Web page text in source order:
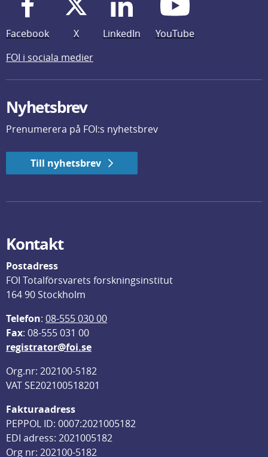
Facebook X LinkedIn
YouTube
FOI i sociala medier
Nyhetsbrev
Prenumerera på FOI:s nyhetsbrev
Till nyhetsbrev
Kontakt
Postadress
FOI Totalförsvarets forskningsinstitut
164 90 Stockholm
Telefon: 08-555 030 00
Fax: 08-555 031 00
registrator@foi.se
Org.nr: 202100-5182
VAT SE202100518201
Fakturaadress
PEPPOL ID: 0007:2021005182
EDI adress: 2021005182
Org nr: 202100-5182